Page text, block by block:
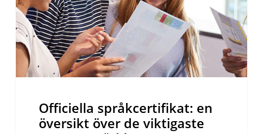
de
viktigaste
testerna
världen
runt
Officiella språkcertifikat: en
översikt över de viktigaste